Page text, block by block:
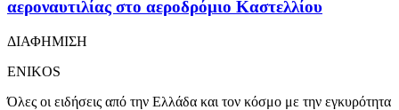
αεροναυτιλίας στο αεροδρόμιο Καστελλίου
ΔΙΑΦΗΜΙΣΗ
ENIKOS
Όλες οι ειδήσεις από την Ελλάδα και τον κόσμο με την εγκυρότητα